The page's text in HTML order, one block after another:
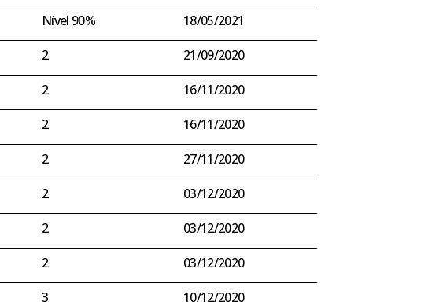
Nível 90%
18/05/2021
2
21/09/2020
2
16/11/2020
2
16/11/2020
2
27/11/2020
2
03/12/2020
2
03/12/2020
2
03/12/2020
3
10/12/2020